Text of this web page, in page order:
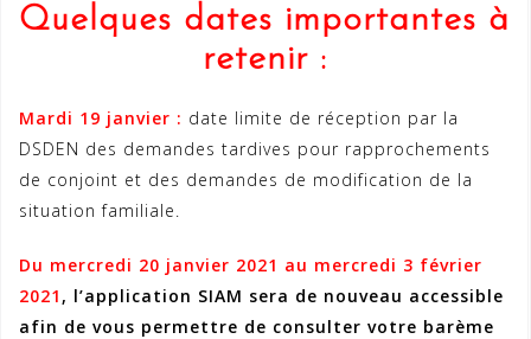
Quelques dates importantes à
retenir :
Mardi 19 janvier : date limite de réception par la
DSDEN des demandes tardives pour rapprochements
de conjoint et des demandes de modification de la
situation familiale.
Du mercredi 20 janvier 2021 au mercredi 3 février
2021 , l’application SIAM sera de nouveau accessible
afin de vous permettre de consulter votre barème